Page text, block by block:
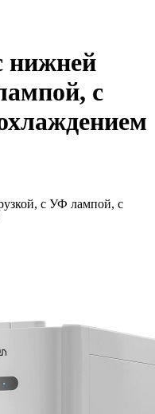
нижней
с
c УФ лампой, с